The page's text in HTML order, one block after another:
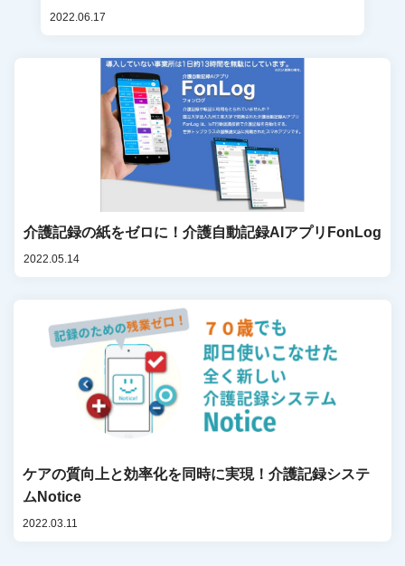
2022.06.17
介護記録の紙をゼロに！介護自動記録AIアプリFonLog
2022.05.14
ケアの質向上と効率化を同時に実現！介護記録システ
ムNotice
2022.03.11